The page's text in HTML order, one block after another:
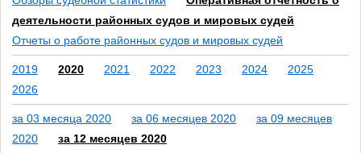
деятельности районных судов и мировых судей
Отчеты о работе районных судов и мировых судей
2019 2020 2021 2022 2023 2024
2025
2026
за 03 месяца 2020 за 06 месяцев 2020
за 09 месяцев
2020
за 12 месяцев 2020